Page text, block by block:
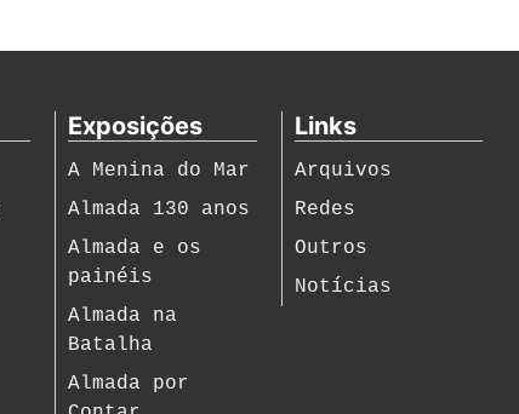
Exposições
A Menina do Mar
Almada 130 anos
Almada e os
painéis
Almada na
Batalha
Almada por
Links
Arquivos
Redes
Outros
Notícias